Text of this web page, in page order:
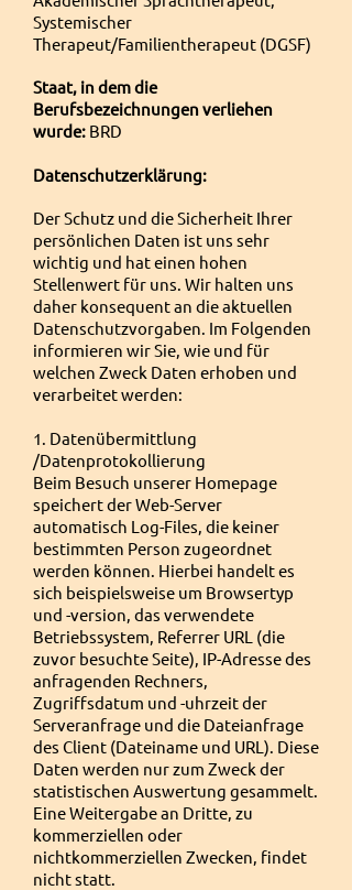
Systemischer
Therapeut/Familientherapeut (DGSF)
Staat, in dem die
Berufsbezeichnungen verliehen
wurde: BRD
Datenschutzerklärung:
Der Schutz und die Sicherheit Ihrer
persönlichen Daten ist uns sehr
wichtig und hat einen hohen
Stellenwert für uns. Wir halten uns
daher konsequent an die aktuellen
Datenschutzvorgaben. Im Folgenden
informieren wir Sie, wie und für
welchen Zweck Daten erhoben und
verarbeitet werden:
1. Datenübermittlung
/Datenprotokollierung
Beim Besuch unserer Homepage
speichert der Web-Server
automatisch Log-Files, die keiner
bestimmten Person zugeordnet
werden können. Hierbei handelt es
sich beispielsweise um Browsertyp
und -version, das verwendete
Betriebssystem, Referrer URL (die
zuvor besuchte Seite), IP-Adresse des
anfragenden Rechners,
Zugriffsdatum und -uhrzeit der
Serveranfrage und die Dateianfrage
des Client (Dateiname und URL). Diese
Daten werden nur zum Zweck der
statistischen Auswertung gesammelt.
Eine Weitergabe an Dritte, zu
kommerziellen oder
nichtkommerziellen Zwecken, findet
nicht statt.